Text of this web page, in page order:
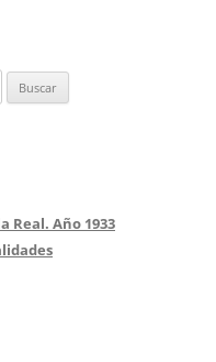
Real. Año 1933